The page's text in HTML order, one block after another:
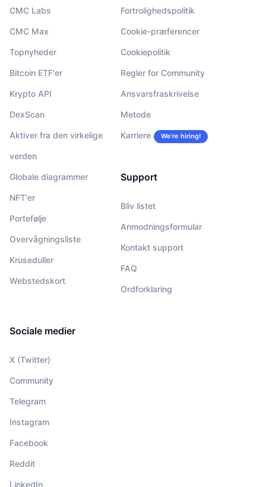
CMC Labs
CMC Max
Topnyheder
Bitcoin ETF'er
Krypto API
DexScan
Aktiver fra den virkelige
verden
Globale diagrammer
NFT'er
Portefølje
Overvågningsliste
Kruseduller
Webstedskort
Fortrolighedspolitik
Cookie-præferencer
Cookiepolitik
Regler for Community
Ansvarsfraskrivelse
Metode
Karriere We’re hiring!
Support
Bliv listet
Anmodningsformular
Kontakt support
FAQ
Ordforklaring
Sociale medier
X (Twitter)
Community
Telegram
Instagram
Facebook
Reddit
LinkedIn